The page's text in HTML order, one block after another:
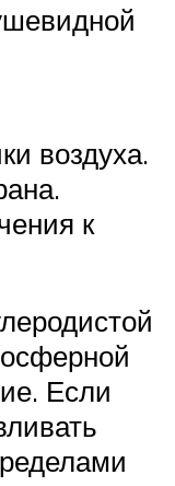
воздуха.
к
Если